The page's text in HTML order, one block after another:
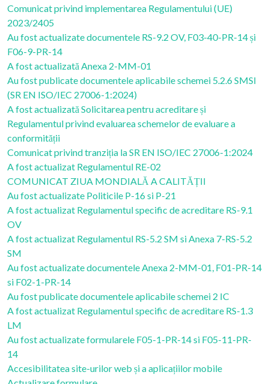
Comunicat privind implementarea Regulamentului (UE)
2023/2405
Au fost actualizate documentele RS-9.2 OV, F03-40-PR-14 și
F06-9-PR-14
A fost actualizată Anexa 2-MM-01
Au fost publicate documentele aplicabile schemei 5.2.6 SMSI
(SR EN ISO/IEC 27006-1:2024)
A fost actualizată Solicitarea pentru acreditare și
Regulamentul privind evaluarea schemelor de evaluare a
conformității
Comunicat privind tranziția la SR EN ISO/IEC 27006-1:2024
A fost actualizat Regulamentul RE-02
COMUNICAT ZIUA MONDIALĂ A CALITĂȚII
Au fost actualizate Politicile P-16 si P-21
A fost actualizat Regulamentul specific de acreditare RS-9.1
OV
A fost actualizat Regulamentul RS-5.2 SM si Anexa 7-RS-5.2
SM
Au fost actualizate documentele Anexa 2-MM-01, F01-PR-14
si F02-1-PR-14
Au fost publicate documentele aplicabile schemei 2 IC
A fost actualizat Regulamentul specific de acreditare RS-1.3
LM
Au fost actualizate formularele F05-1-PR-14 si F05-11-PR-
14
Accesibilitatea site-urilor web și a aplicațiilor mobile